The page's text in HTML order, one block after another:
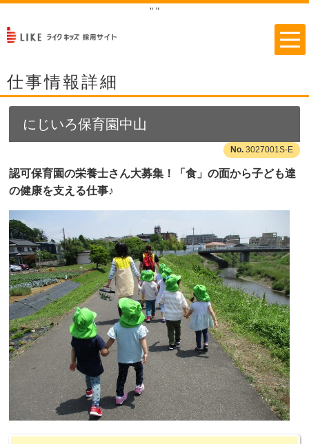
" "
仕事情報詳細
にじいろ保育園中山
3027001S-E
認可保育園の栄養士さん大募集！「食」の面から子ども達
の健康を支える仕事♪